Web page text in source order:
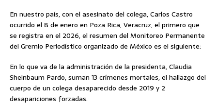
En nuestro país, con el asesinato del colega, Carlos Castro
ocurrido el 8 de enero en Poza Rica, Veracruz, el primero que
se registra en el 2026, el resumen del Monitoreo Permanente
del Gremio Periodístico organizado de México es el siguiente:
En lo que va de la administración de la presidenta, Claudia
Sheinbaum Pardo, suman 13 crímenes mortales, el hallazgo del
cuerpo de un colega desaparecido desde 2019 y 2
desapariciones forzadas.